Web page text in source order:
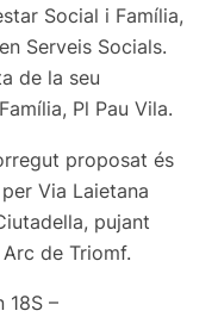
Social i Família,
Serveis Socials.
de la seu
Pl Pau Vila.
proposat és
Via Laietana
pujant
de Triomf.
18S –